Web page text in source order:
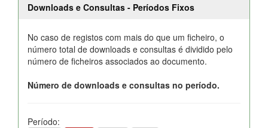
Downloads e Consultas - Períodos Fixos
No caso de registos com mais do que um ficheiro, o
número total de downloads e consultas é dividido pelo
número de ficheiros associados ao documento.
Número de downloads e consultas no período.
Período: